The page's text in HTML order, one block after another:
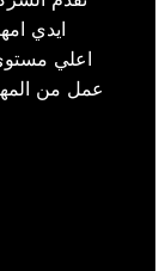
ايدي
اعلي
عمل من